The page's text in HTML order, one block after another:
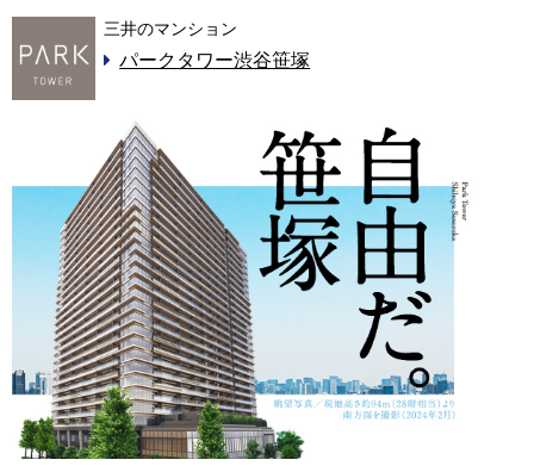
三井のマンション
パークタワー渋谷笹塚